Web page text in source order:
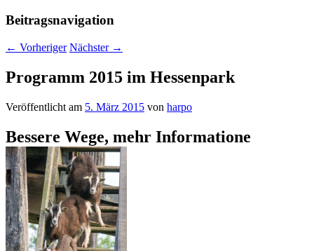
Beitragsnavigation
← Vorheriger Nächster →
Programm 2015 im Hessenpark
Veröffentlicht am 5. März 2015 von harpo
Bessere Wege, mehr Informatione